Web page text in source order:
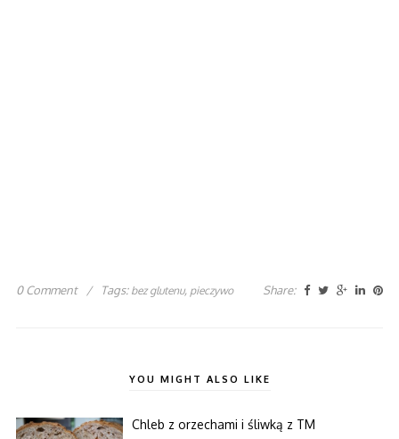
0 Comment / Tags: bez glutenu, pieczywo Share:
YOU MIGHT ALSO LIKE
Chleb z orzechami i śliwką z TM